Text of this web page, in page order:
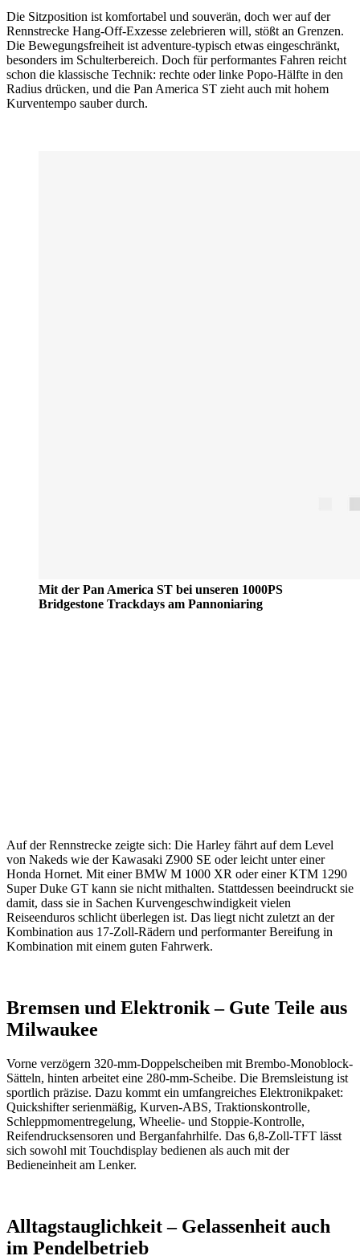
Die Sitzposition ist komfortabel und souverän, doch wer auf der
Rennstrecke Hang-Off-Exzesse zelebrieren will, stößt an Grenzen.
Die Bewegungsfreiheit ist adventure-typisch etwas eingeschränkt,
besonders im Schulterbereich. Doch für performantes Fahren reicht
schon die klassische Technik: rechte oder linke Popo-Hälfte in den
Radius drücken, und die Pan America ST zieht auch mit hohem
Kurventempo sauber durch.
Mit der Pan America ST bei unseren 1000PS
Bridgestone Trackdays am Pannoniaring
Auf der Rennstrecke zeigte sich: Die Harley fährt auf dem Level
von Nakeds wie der Kawasaki Z900 SE oder leicht unter einer
Honda Hornet. Mit einer BMW M 1000 XR oder einer KTM 1290
Super Duke GT kann sie nicht mithalten. Stattdessen beeindruckt sie
damit, dass sie in Sachen Kurvengeschwindigkeit vielen
Reiseenduros schlicht überlegen ist. Das liegt nicht zuletzt an der
Kombination aus 17-Zoll-Rädern und performanter Bereifung in
Kombination mit einem guten Fahrwerk.
Bremsen und Elektronik – Gute Teile aus
Milwaukee
Vorne verzögern 320-mm-Doppelscheiben mit Brembo-Monoblock-
Sätteln, hinten arbeitet eine 280-mm-Scheibe. Die Bremsleistung ist
sportlich präzise. Dazu kommt ein umfangreiches Elektronikpaket:
Quickshifter serienmäßig, Kurven-ABS, Traktionskontrolle,
Schleppmomentregelung, Wheelie- und Stoppie-Kontrolle,
Reifendrucksensoren und Berganfahrhilfe. Das 6,8-Zoll-TFT lässt
sich sowohl mit Touchdisplay bedienen als auch mit der
Bedieneinheit am Lenker.
Alltagstauglichkeit – Gelassenheit auch
im Pendelbetrieb